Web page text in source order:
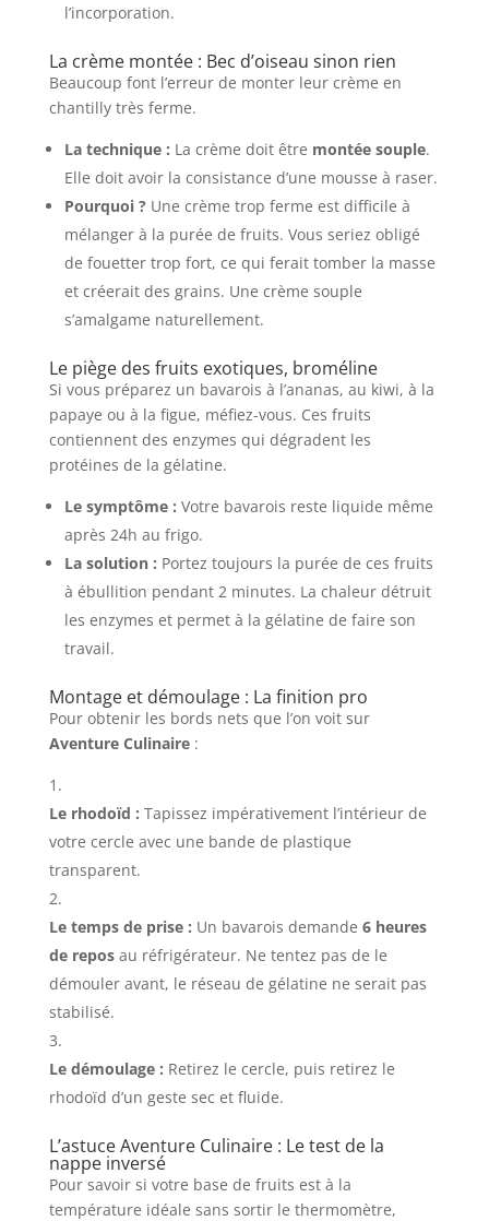
l’incorporation.
La crème montée : Bec d’oiseau sinon rien
Beaucoup font l’erreur de monter leur crème en
chantilly très ferme.
La technique : La crème doit être montée souple.
Elle doit avoir la consistance d’une mousse à raser.
Pourquoi ?Une crème trop ferme est difficile à
mélanger à la purée de fruits. Vous seriez obligé
de fouetter trop fort, ce qui ferait tomber la masse
et créerait des grains. Une crème souple
s’amalgame naturellement.
Le piège des fruits exotiques, broméline
Si vous préparez un bavarois à l’ananas, au kiwi, à la
papaye ou à la figue, méfiez-vous. Ces fruits
contiennent des enzymes qui dégradent les
protéines de la gélatine.
Le symptôme : Votre bavarois reste liquide même
après 24h au frigo.
La solution : Portez toujours la purée de ces fruits
à ébullition pendant 2 minutes. La chaleur détruit
les enzymes et permet à la gélatine de faire son
travail.
Montage et démoulage : La finition pro
Pour obtenir les bords nets que l’on voit sur
Aventure Culinaire:
Le rhodoïd : Tapissez impérativement l’intérieur de
votre cercle avec une bande de plastique
transparent.
Le temps de prise : Un bavarois demande 6 heures
de reposau réfrigérateur. Ne tentez pas de le
démouler avant, le réseau de gélatine ne serait pas
stabilisé.
Le démoulage : Retirez le cercle, puis retirez le
rhodoïd d’un geste sec et fluide.
L’astuce Aventure Culinaire : Le test de la
nappe inversé
Pour savoir si votre base de fruits est à la
température idéale sans sortir le thermomètre,